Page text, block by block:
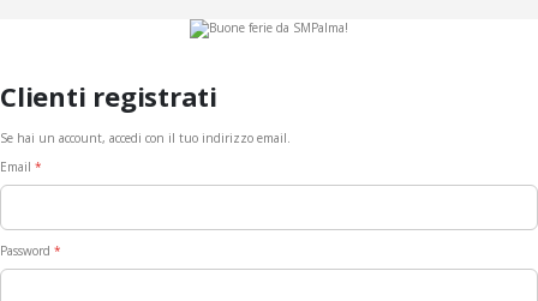
Clienti registrati
Se hai un account, accedi con il tuo indirizzo email.
Email
Password